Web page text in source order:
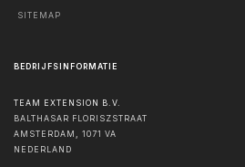
SITEMAP
BEDRIJFSINFORMATIE
TEAM EXTENSION B.V.
BALTHASAR FLORISZSTRAAT
AMSTERDAM
1071 VA
NEDERLAND